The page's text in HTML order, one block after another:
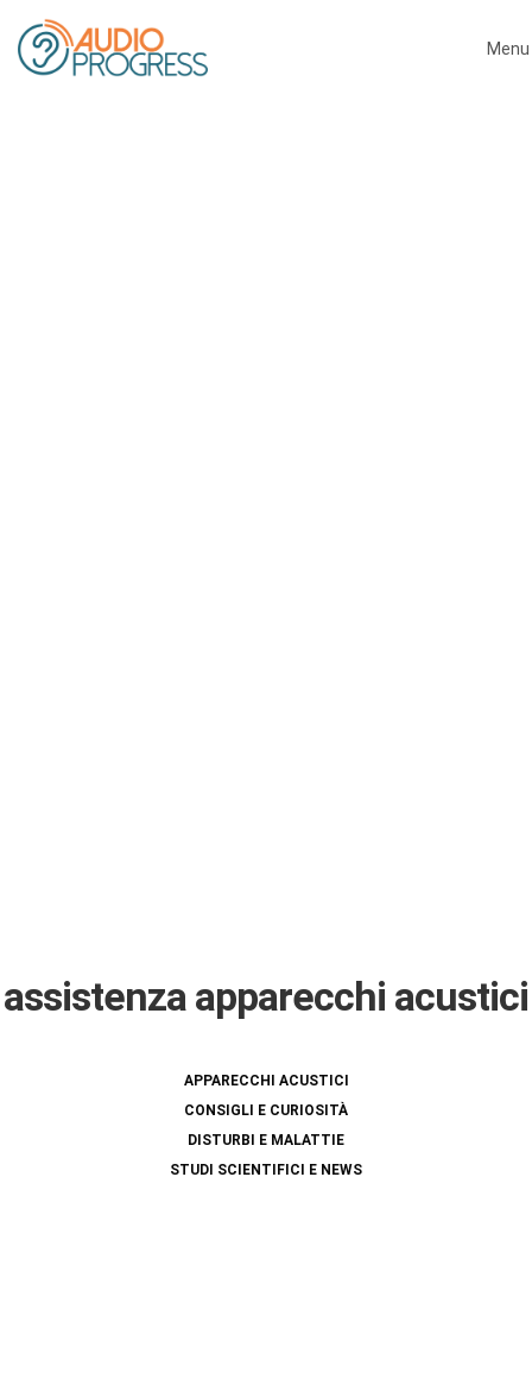
Menu
assistenza apparecchi acustici
APPARECCHI ACUSTICI
CONSIGLI E CURIOSITÀ
DISTURBI E MALATTIE
STUDI SCIENTIFICI E NEWS